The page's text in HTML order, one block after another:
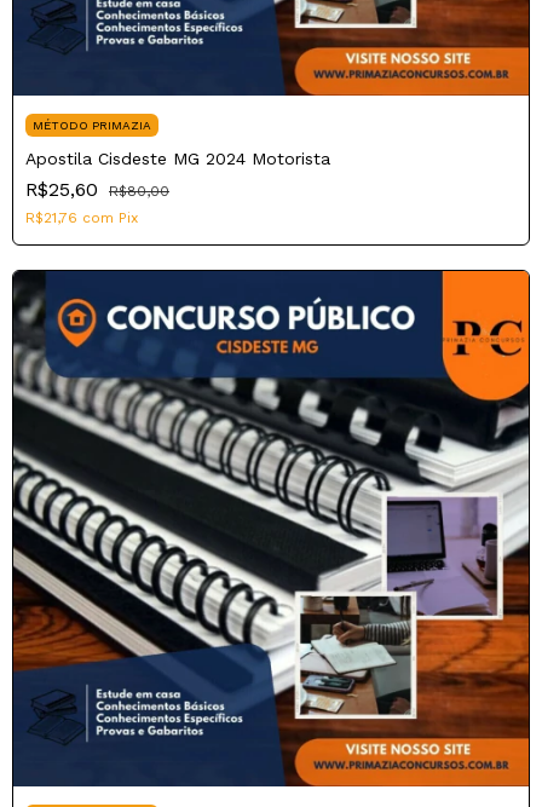
MÉTODO PRIMAZIA
Apostila Cisdeste MG 2024 Motorista
R$25,60
R$80,00
R$21,76 com Pix